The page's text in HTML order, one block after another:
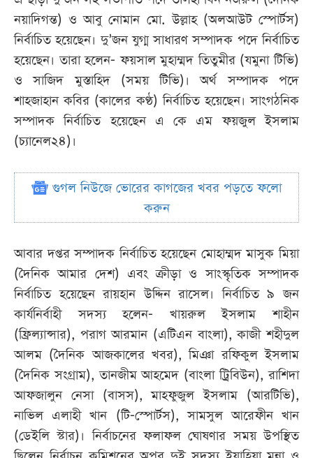
নয়াদিগন্ত) ও আবু নোমান মো. উল্লাহ (অলআউট স্পোর্টস)
নির্বাচিত হয়েছেন। দু’জন যুগ্ম সাধারণ সম্পাদক পদে নির্বাচিত
হয়েছেন। তারা হলেন- ফয়সাল মুহাম্মদ তিতুমীর (যমুনা টিভি)
ও সাজিদ মুস্তাহিদ (সময় টিভি)। অর্থ সম্পাদক পদে
শাহজাহান কবির (কালের কণ্ঠ) নির্বাচিত হয়েছেন। সাংগঠনিক
সম্পাদক নির্বাচিত হয়েছেন এ কে এম ফয়জুল ইসলাম
(চ্যানেল২৪)।
গুগল নিউজে ভোরের কাগজের খবর পড়তে ফলো
করুন
আবার দপ্তর সম্পাদক নির্বাচিত হয়েছেন মোহাম্মদ মাসুক মিয়া
(দৈনিক আমার দেশ) এবং ক্রীড়া ও সাংস্কৃতিক সম্পাদক
নির্বাচিত হয়েছেন রায়হান উদ্দিন রাসেল। নির্বাচিত ৯ জন
কার্যনির্বাহী সদস্য হলেন- খায়রুল ইসলাম শাহীন
(ফ্রিল্যান্সার), পরাগ আরমান (এটিএন বাংলা), কাজী শহীদুল
আলম (দৈনিক আজকালের খবর), মিঞা রফিকুল ইসলাম
(দৈনিক সংগ্রাম), তানজীম আহমেদ (বাংলা ট্রিবিউন), রাশিদা
আফজালুন নেসা (বাসস), মাহফুজুল ইসলাম (আরটিভি),
নাভিল এলাহী খান (টি-স্পোর্টস), সামসুল আরেফীন খান
(ডেইলি স্টার)। নির্বাচনের ফলাফল ঘোষণার সময় উপস্থিত